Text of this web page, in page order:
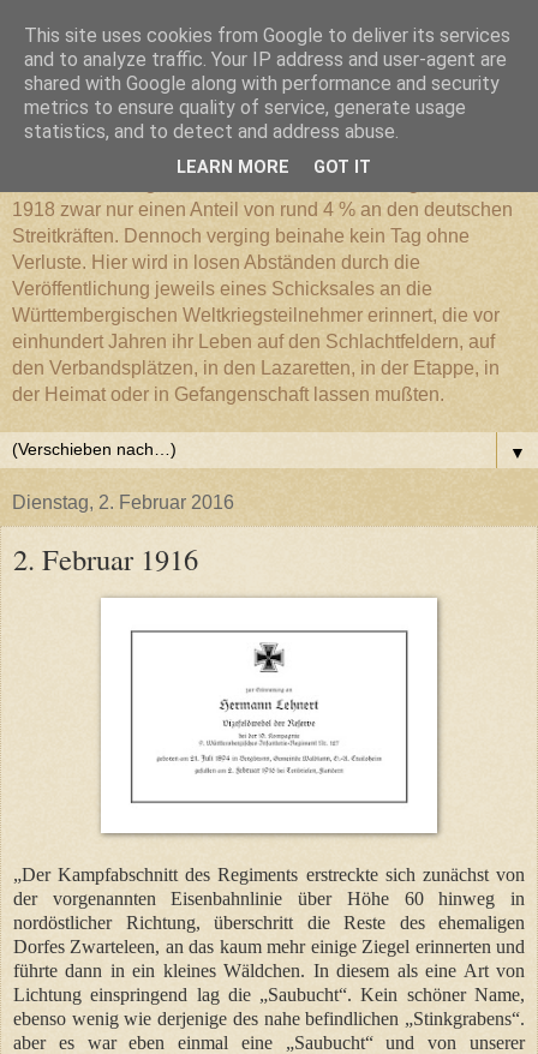
Württembergischer
Weltkriegs-Blog
1918 zwar nur einen Anteil von rund 4 % an den deutschen
Streitkräften. Dennoch verging beinahe kein Tag ohne
Verluste. Hier wird in losen Abständen durch die
Veröffentlichung jeweils eines Schicksales an die
Württembergischen Weltkriegsteilnehmer erinnert, die vor
einhundert Jahren ihr Leben auf den Schlachtfeldern, auf
den Verbandsplätzen, in den Lazaretten, in der Etappe, in
der Heimat oder in Gefangenschaft lassen mußten.
▼
Dienstag, 2. Februar 2016
2. Februar 1916
„Der Kampfabschnitt des Regiments erstreckte sich zunächst von
der vorgenannten Eisenbahnlinie über Höhe 60 hinweg in
nordöstlicher Richtung, überschritt die Reste des ehemaligen
Dorfes Zwarteleen, an das kaum mehr einige Ziegel erinnerten und
führte dann in ein kleines Wäldchen. In diesem als eine Art von
Lichtung einspringend lag die „Saubucht“. Kein schöner Name,
ebenso wenig wie derjenige des nahe befindlichen „Stinkgrabens“.
aber es war eben einmal eine „Saubucht“ und von unserer
This site uses cookies from Google to deliver its services
and to analyze traffic. Your IP address and user-agent are
shared with Google along with performance and security
metrics to ensure quality of service, generate usage
statistics, and to detect and address abuse.
LEARN MORE GOT IT